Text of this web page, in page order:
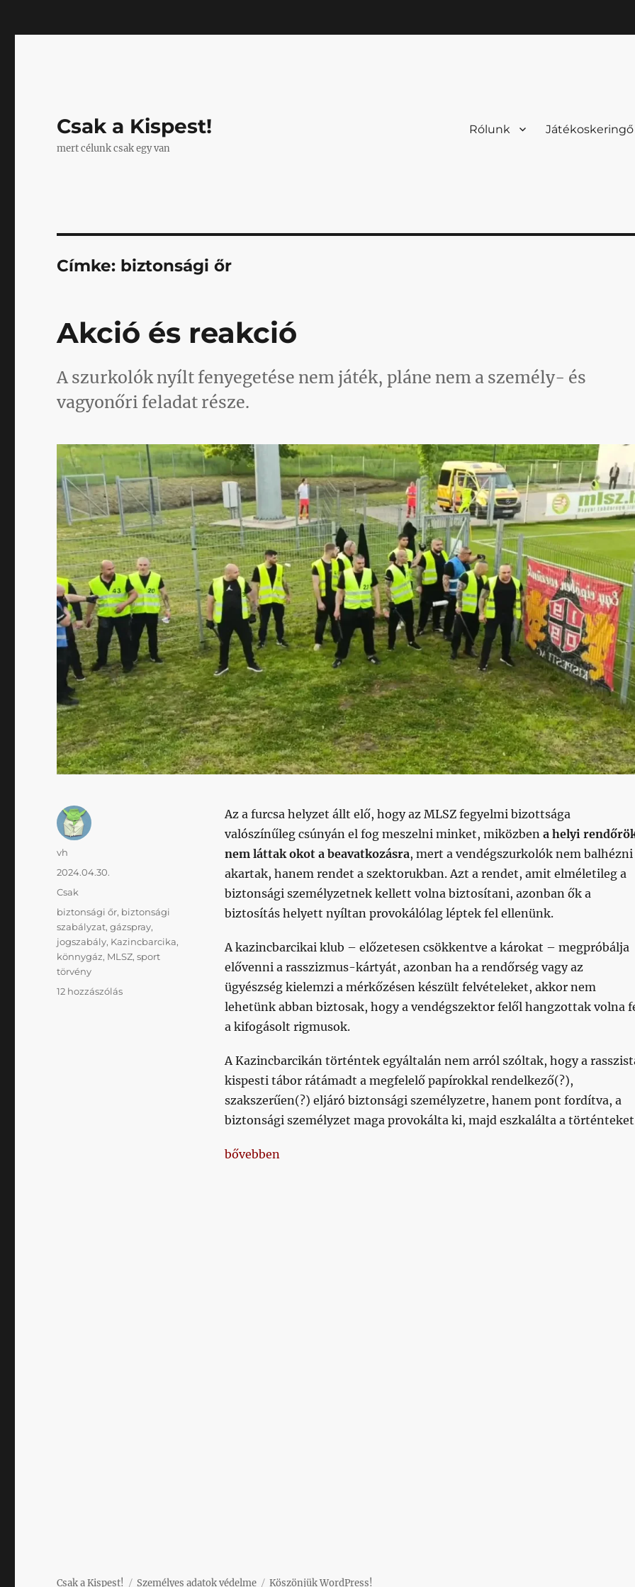
Csak a Kispest!
mert célunk csak egy van
Rólunk Játékoskeringő
Címke: biztonsági őr
Akció és reakció
A szurkolók nyílt fenyegetése nem játék, pláne nem a személy- és
vagyonőri feladat része.
Az a furcsa helyzet állt elő, hogy az MLSZ fegyelmi bizottsága
valószínűleg csúnyán el fog meszelni minket, miközben a helyi
nem láttak okot a beavatkozásra, mert a vendégszurkolók nem balhézni
akartak, hanem rendet a szektorukban. Azt a rendet, amit elméletileg a
biztonsági személyzetnek kellett volna biztosítani, azonban ők a
biztosítás helyett nyíltan provokálólag léptek fel ellenünk.
A kazincbarcikai klub – előzetesen csökkentve a károkat – megpróbálja
elővenni a rasszizmus-kártyát, azonban ha a rendőrség vagy az
ügyészség kielemzi a mérkőzésen készült felvételeket, akkor nem
lehetünk abban biztosak, hogy a vendégszektor felől hangzottak volna
a kifogásolt rigmusok.
A Kazincbarcikán történtek egyáltalán nem arról szóltak, hogy a
kispesti tábor rátámadt a megfelelő papírokkal rendelkező(?),
szakszerűen(?) eljáró biztonsági személyzetre, hanem pont fordítva, a
biztonsági személyzet maga provokálta ki, majd eszkalálta a
„Akció és reakció”
bővebben
Szerző
vh
Közzétéve
2024.04.30.
Kategória
Csak
Címke
biztonsági őr, biztonsági
szabályzat,gázspray,
jogszabály, Kazincbarcika,
könnygáz, MLSZ,sport
törvény
12 hozzászólásAkció
Csak a Kispest! Személyes adatok védelme Köszönjük WordPress!